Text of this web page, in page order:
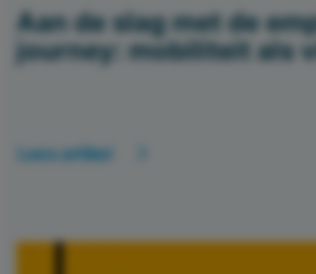
Aan de slag met de
journey: mobiliteit als
Lees artikel